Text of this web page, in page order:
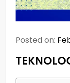
Posted on: